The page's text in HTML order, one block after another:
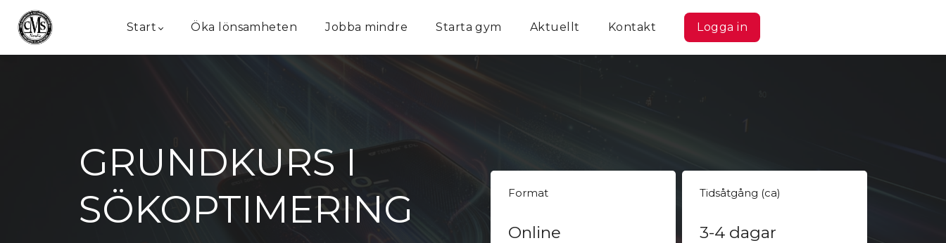
Start Öka lönsamheten Jobba mindre Starta gym Aktuellt Kontakt Logga in
GRUNDKURS I
SÖKOPTIMERING
Format
Online
Tidsåtgång (ca)
3-4 dagar